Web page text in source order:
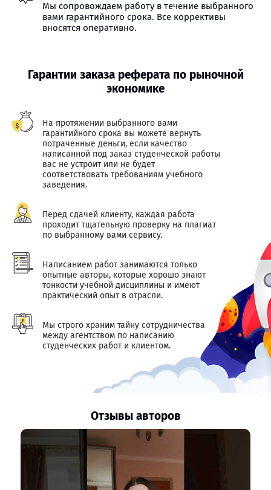
Мы сопровождаем работу в течение выбранного
вами гарантийного срока. Все коррективы
вносятся оперативно.
Гарантии заказа реферата по рыночной
экономике
На протяжении выбранного вами
гарантийного срока вы можете вернуть
потраченные деньги, если качество
написанной под заказ студенческой работы
вас не устроит или не будет
соответствовать требованиям учебного
заведения.
Перед сдачей клиенту, каждая работа
проходит тщательную проверку на плагиат
по выбранному вами сервису.
Написанием работ занимаются только
опытные авторы, которые хорошо знают
тонкости учебной дисциплины и имеют
практический опыт в отрасли.
Мы строго храним тайну сотрудничества
между агентством по написанию
студенческих работ и клиентом.
Отзывы авторов